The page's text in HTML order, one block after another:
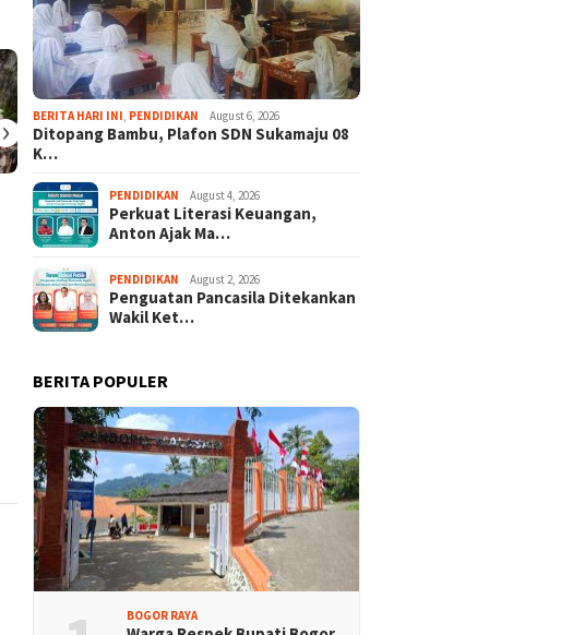
Ekspedisi Bogor Biru di
Pangradin Bangun Kesadaran
Masyarakat Sungai Bebas
Sampah
Kabupaten Bogor, PHRI Bulat
› BERITA HARI INI PENDIDIKAN August 6, 2026
Ditopang Bambu, Plafon SDN Sukamaju 08
K…
PENDIDIKAN August 4, 2026
Perkuat Literasi Keuangan,
Anton Ajak Ma…
PENDIDIKAN August 2, 2026
Penguatan Pancasila Ditekankan
Wakil Ket…
BERITA POPULER
BOGOR RAYA